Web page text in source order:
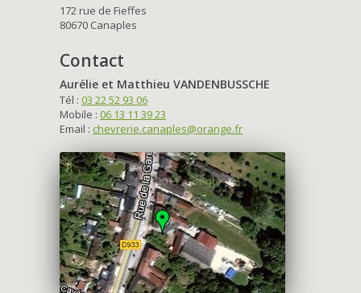
172 rue de Fieffes
80670 Canaples
Contact
Aurélie et Matthieu VANDENBUSSCHE
Tél : 03 22 52 93 06
Mobile : 06 13 11 39 23
Email : chevrerie.canaples@orange.fr